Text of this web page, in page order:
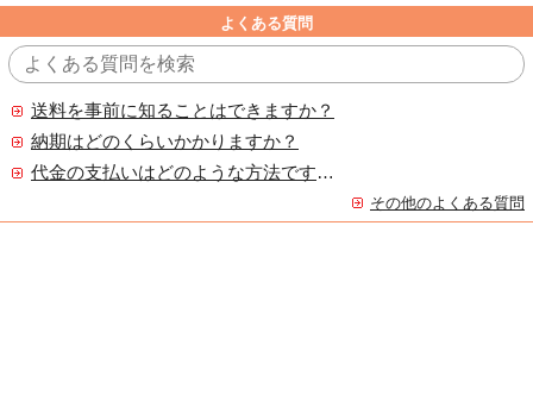
よくある質問
送料を事前に知ることはできますか？
納期はどのくらいかかりますか？
代金の支払いはどのような方法ですか？
その他のよくある質問